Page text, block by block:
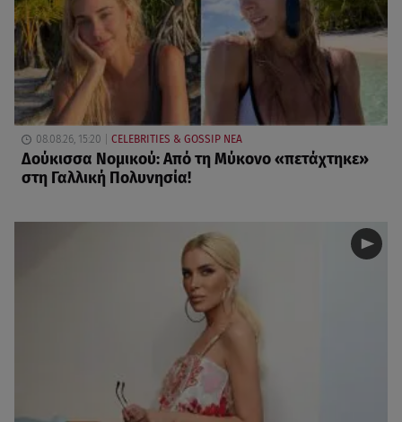
08.08.26, 15:20 CELEBRITIES & GOSSIP ΝΕΑ
Δούκισσα Νομικού: Από τη Μύκονο «πετάχτηκε»
στη Γαλλική Πολυνησία!